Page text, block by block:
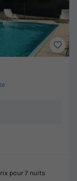
pour 7 nuits